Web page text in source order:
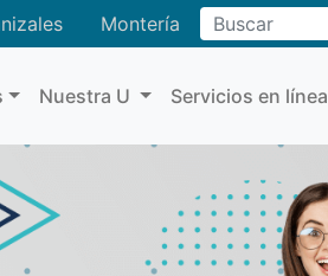
MonteríaBuscar
Nuestra U Servicios en línea